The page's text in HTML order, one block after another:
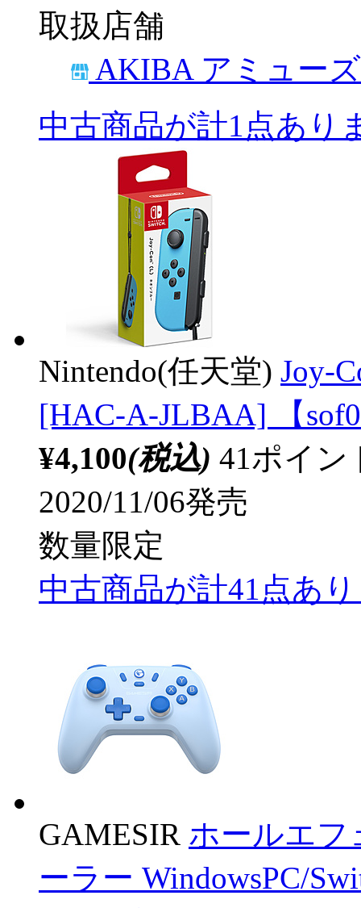
取扱店舗
AKIBA アミュー
中古商品が計1点あり
Nintendo(任天堂) Joy-
[HAC-A-JLBAA] 【
¥4,100(税込) 41ポイ
2020/11/06発売
数量限定
中古商品が計41点あ
GAMESIR ホールエフ
ーラー WindowsPC/